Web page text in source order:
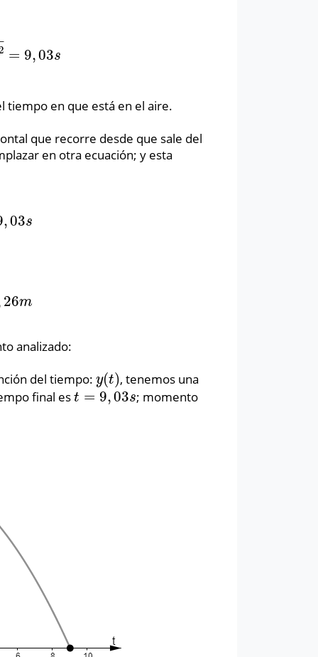
= 9,03s
03 s
tiempo en que está en el aire.
que recorre desde que sale del
en otra ecuación; y esta
,03s
s
26m
m
analizado:
del tiempo: y(t)
y(t) , tenemos una
final est = 9,03s
t=9, 03s
; momento